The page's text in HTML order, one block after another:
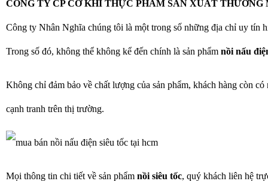
CÔNG TY CP CƠ KHÍ THỰC PHẨM SẢN XUẤT
Công ty Nhân Nghĩa chúng tôi là một trong số những địa chỉ uy tín
Trong số đó, không thể không kể đến chính là sản phẩm nồi nấu
Không chỉ đảm bảo về chất lượng của sản phẩm, khách hàng còn
cạnh tranh trên thị trường.
Mọi thông tin chi tiết về sản phẩm nồi siêu tốc, quý khách liên hệ